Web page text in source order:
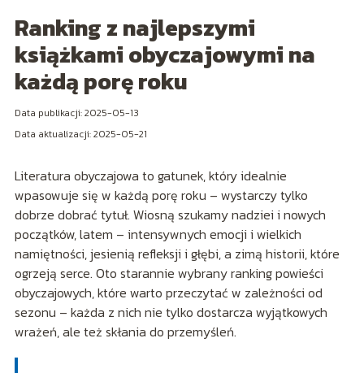
Ranking z najlepszymi
książkami obyczajowymi na
każdą porę roku
Data publikacji: 2025-05-13
Data aktualizacji: 2025-05-21
Literatura obyczajowa to gatunek, który idealnie
wpasowuje się w każdą porę roku – wystarczy tylko
dobrze dobrać tytuł. Wiosną szukamy nadziei i nowych
początków, latem – intensywnych emocji i wielkich
namiętności, jesienią refleksji i głębi, a zimą historii, które
ogrzeją serce. Oto starannie wybrany ranking powieści
obyczajowych, które warto przeczytać w zależności od
sezonu – każda z nich nie tylko dostarcza wyjątkowych
wrażeń, ale też skłania do przemyśleń.